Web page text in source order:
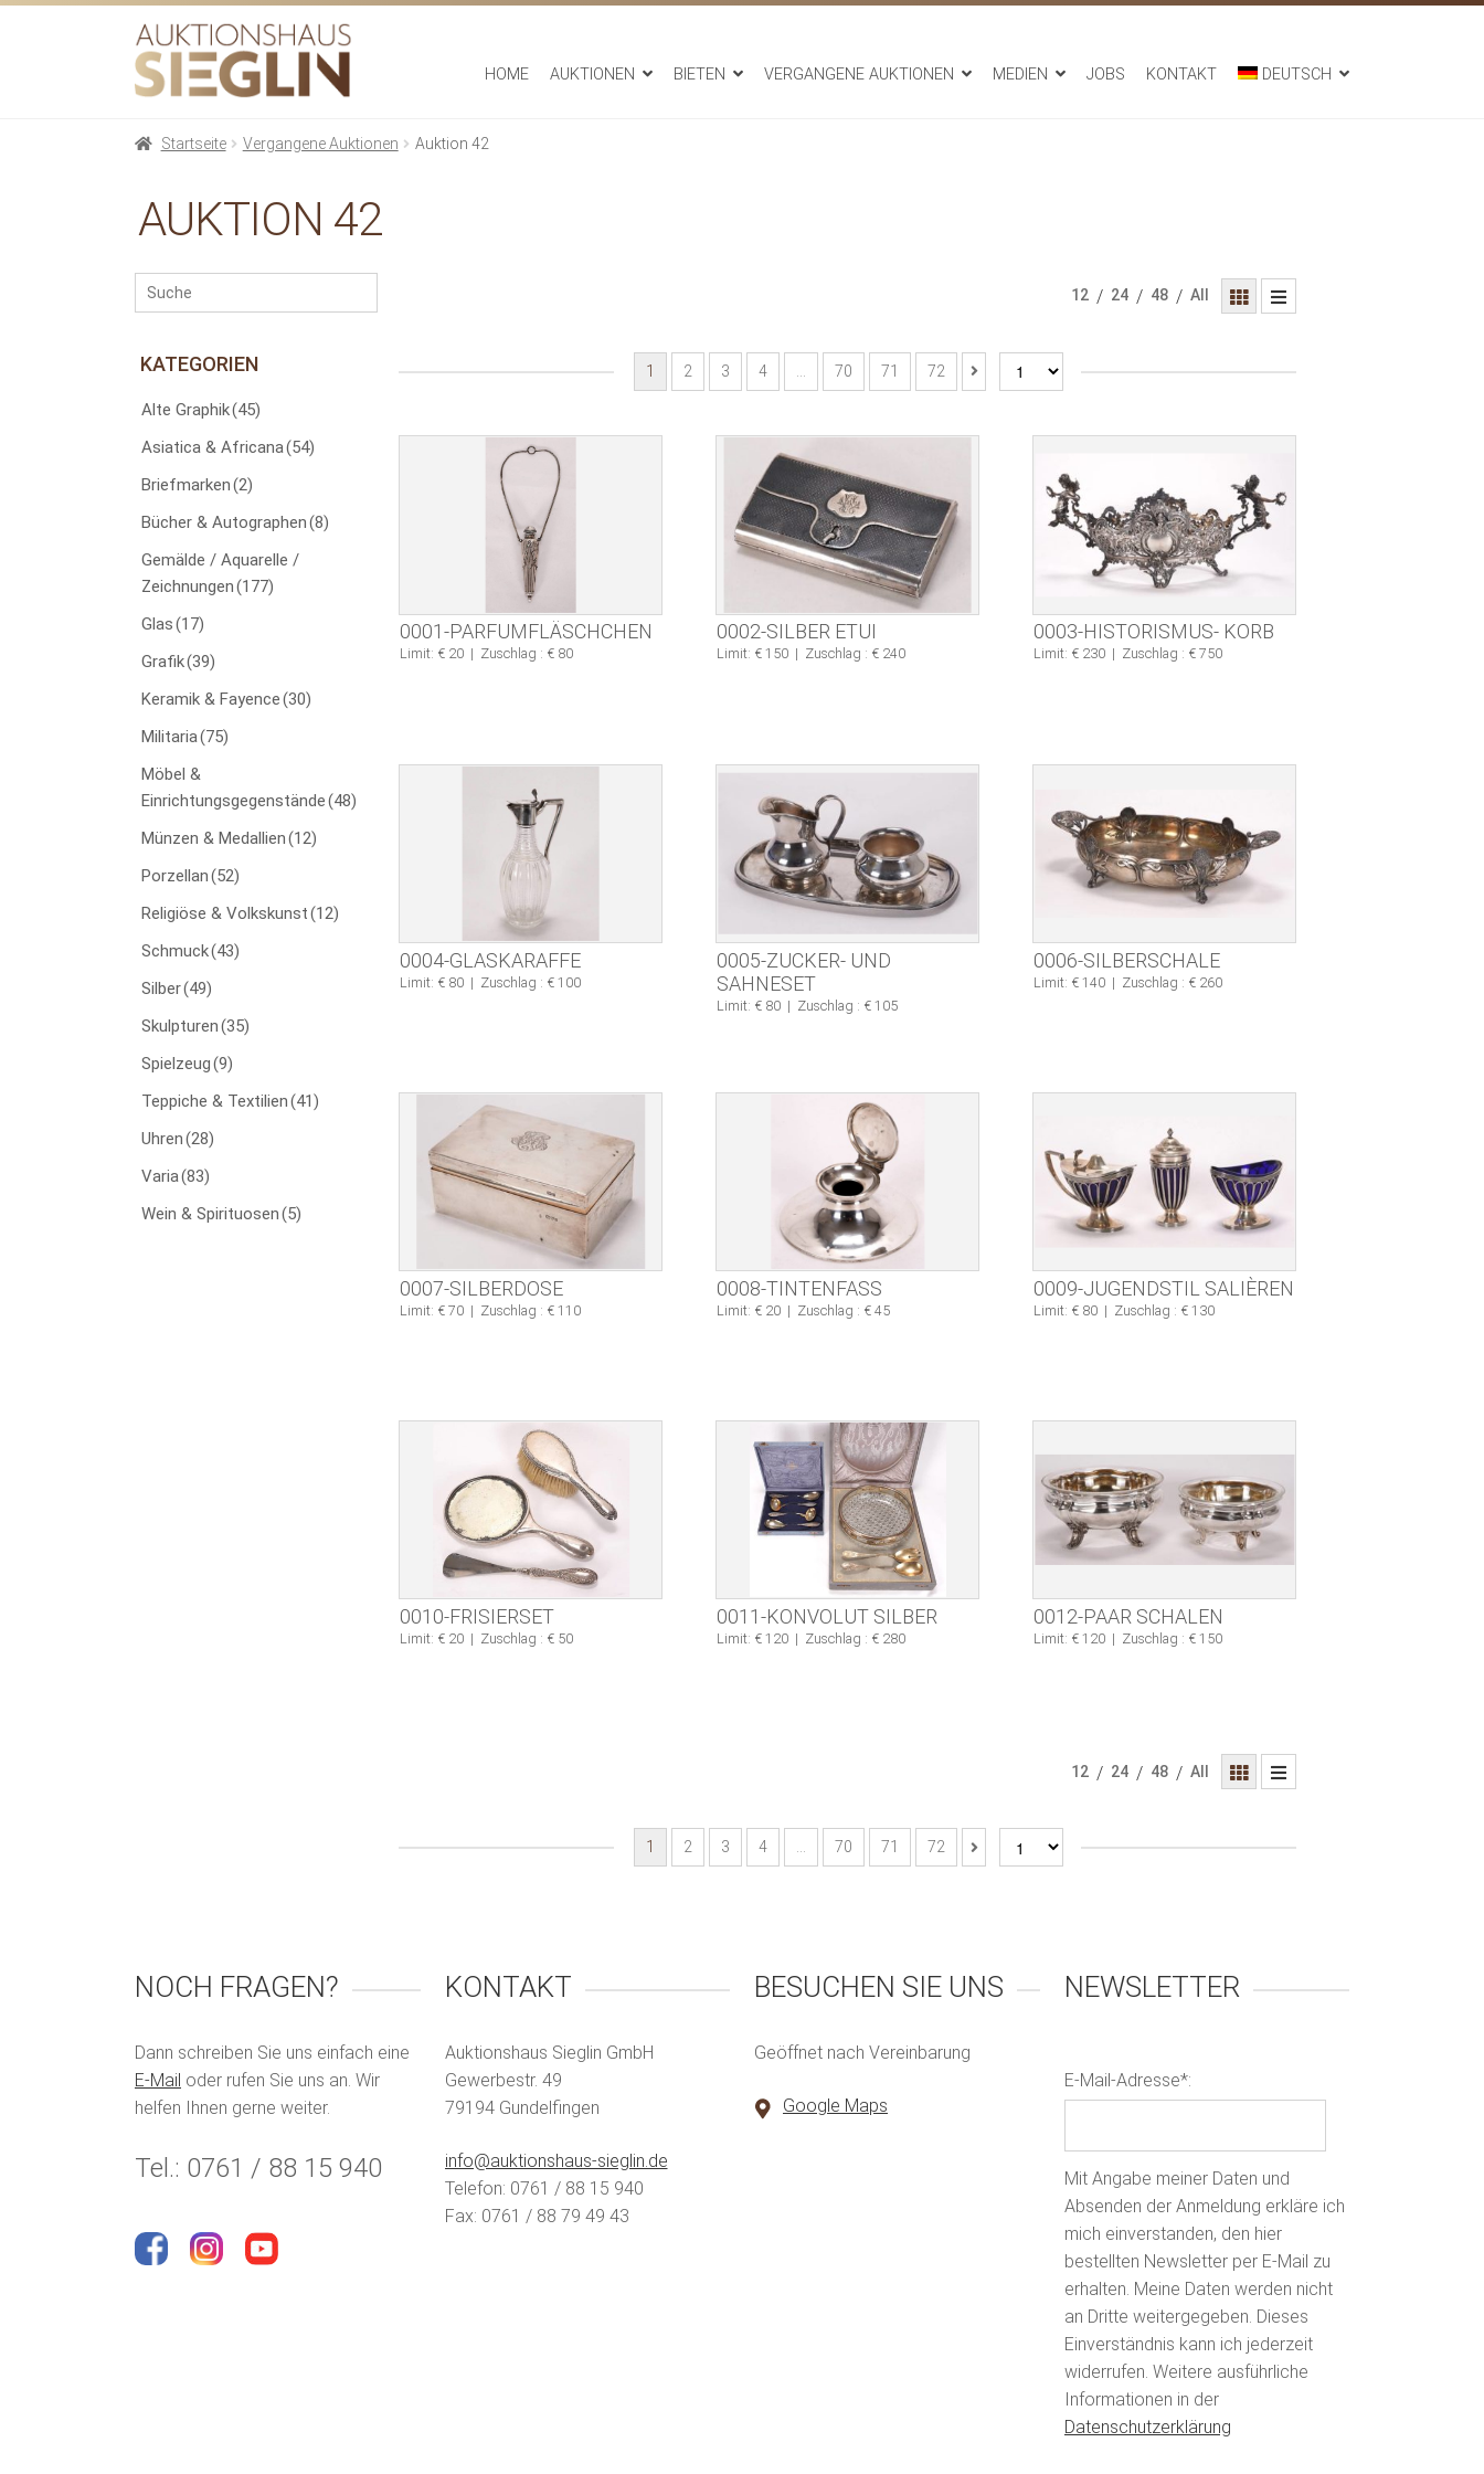
Zur
Navigation
springen
Zum
Inhalt
springen
HOME AUKTIONEN BIETEN VERGANGENE AUKTIONEN MEDIEN JOBS KONTAKT DEUTSCH
Startseite Vergangene Auktionen Auktion 42
AUKTION 42
12 / 24 / 48 / All
1 2 3 4 70 71 72
0001-PARFUMFLÄSCHCHEN
Limit: € 20 | Zuschlag : € 80
0002-SILBER ETUI
Limit: € 150 | Zuschlag : € 240
0003-HISTORISMUS- KORB
Limit: € 230 | Zuschlag : € 750
0004-GLASKARAFFE
Limit: € 80 | Zuschlag : € 100
0005-ZUCKER- UND
SAHNESET
Limit: € 80 | Zuschlag : € 105
0006-SILBERSCHALE
Limit: € 140 | Zuschlag : € 260
0007-SILBERDOSE
Limit: € 70 | Zuschlag : € 110
0008-TINTENFASS
Limit: € 20 | Zuschlag : € 45
0009-JUGENDSTIL SALIÈREN
Limit: € 80 | Zuschlag : € 130
0010-FRISIERSET
Limit: € 20 | Zuschlag : € 50
0011-KONVOLUT SILBER
Limit: € 120 | Zuschlag : € 280
0012-PAAR SCHALEN
Limit: € 120 | Zuschlag : € 150
12 / 24 / 48 / All
1 2 3 4 70 71 72
KATEGORIEN
Alte Graphik(45)
Asiatica & Africana(54)
Briefmarken(2)
Bücher & Autographen(8)
Gemälde / Aquarelle /
Zeichnungen(177)
Glas(17)
Grafik(39)
Keramik & Fayence(30)
Militaria(75)
Möbel &
Einrichtungsgegenstände(48)
Münzen & Medallien(12)
Porzellan(52)
Religiöse & Volkskunst(12)
Schmuck(43)
Silber(49)
Skulpturen(35)
Spielzeug(9)
Teppiche & Textilien(41)
Uhren(28)
Varia(83)
Wein & Spirituosen(5)
NOCH FRAGEN?
Dann schreiben Sie uns einfach eine
E-Mail oder rufen Sie uns an. Wir
helfen Ihnen gerne weiter.
Tel.: 0761 / 88 15 940
KONTAKT
Auktionshaus Sieglin GmbH
Gewerbestr. 49
79194 Gundelfingen
info@auktionshaus-sieglin.de
Telefon: 0761 / 88 15 940
Fax: 0761 / 88 79 49 43
BESUCHEN SIE UNS
Geöffnet nach Vereinbarung
Google Maps
NEWSLETTER
E-Mail-Adresse*:
Mit Angabe meiner Daten und
Absenden der Anmeldung erkläre ich
mich einverstanden, den hier
bestellten Newsletter per E-Mail zu
erhalten. Meine Daten werden nicht
an Dritte weitergegeben. Dieses
Einverständnis kann ich jederzeit
widerrufen. Weitere ausführliche
Informationen in der
Datenschutzerklärung